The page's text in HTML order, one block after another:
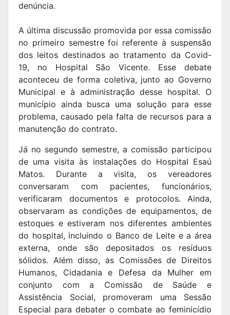
denúncia.
A última discussão promovida por essa comissão
no primeiro semestre foi referente à suspensão
dos leitos destinados ao tratamento da Covid-
19, no Hospital São Vicente. Esse debate
aconteceu de forma coletiva, junto ao Governo
Municipal e à administração desse hospital. O
município ainda busca uma solução para esse
problema, causado pela falta de recursos para a
manutenção do contrato.
Já no segundo semestre, a comissão participou
de uma visita às instalações do Hospital Esaú
Matos. Durante a visita, os vereadores
conversaram com pacientes, funcionários,
verificaram documentos e protocolos. Ainda,
observaram as condições de equipamentos, de
estoques e estiveram nos diferentes ambientes
do hospital, incluindo o Banco de Leite e a área
externa, onde são depositados os resíduos
sólidos. Além disso, as Comissões de Direitos
Humanos, Cidadania e Defesa da Mulher em
conjunto com a Comissão de Saúde e
Assistência Social, promoveram uma Sessão
Especial para debater o combate ao feminicídio